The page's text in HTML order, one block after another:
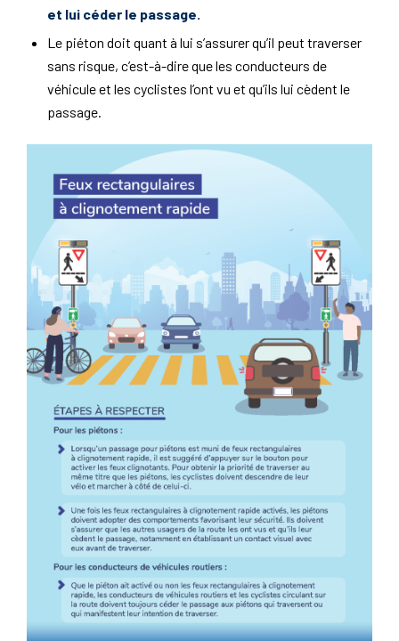
et lui céder le passage.
Le piéton doit quant à lui s’assurer qu’il peut traverser
sans risque, c’est-à-dire que les conducteurs de
véhicule et les cyclistes l’ont vu et qu’ils lui cèdent le
passage.